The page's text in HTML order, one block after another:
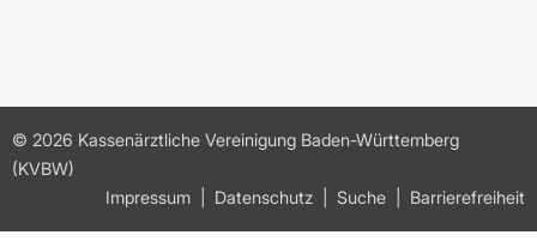
© 2026 Kassenärztliche Vereinigung Baden-Württemberg
(KVBW)
Impressum
Datenschutz Suche Barrierefreiheit